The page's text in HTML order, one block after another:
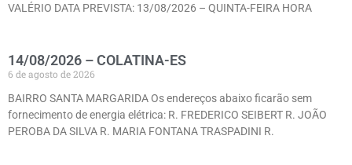
VALÉRIO DATA PREVISTA: 13/08/2026 – QUINTA-FEIRA HORA
14/08/2026 – COLATINA-ES
6 de agosto de 2026
BAIRRO SANTA MARGARIDA Os endereços abaixo ficarão sem
fornecimento de energia elétrica: R. FREDERICO SEIBERT R. JOÃO
PEROBA DA SILVA R. MARIA FONTANA TRASPADINI R.